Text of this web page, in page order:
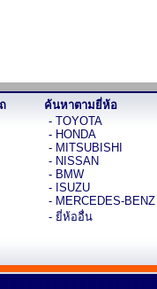
ค้นหาตามยี่ห้อ
- TOYOTA
- HONDA
- MITSUBISHI
- NISSAN
- BMW
- ISUZU
- MERCEDES-BENZ
- ยี่ห้ออื่น